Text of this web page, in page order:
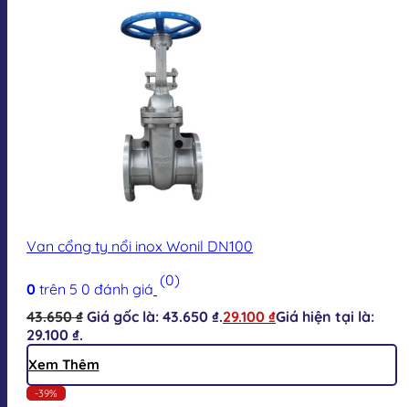
Van cổng ty nổi inox Wonil DN100
0 trên 5 0 đánh giá (0)
43.650₫ Giá gốc là: 43.650 ₫.29.100 ₫Giá hiện tại là:
29.100 ₫.
Xem Thêm
-39%